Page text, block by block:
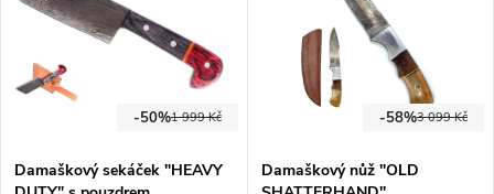
1 999 Kč
-50%
Damaškový sekáček "HEAVY
3 099 Kč
-58%
Damaškový nůž "OLD